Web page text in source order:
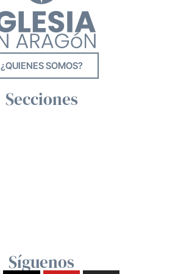
¿QUIENES SOMOS?
Secciones
Síguenos